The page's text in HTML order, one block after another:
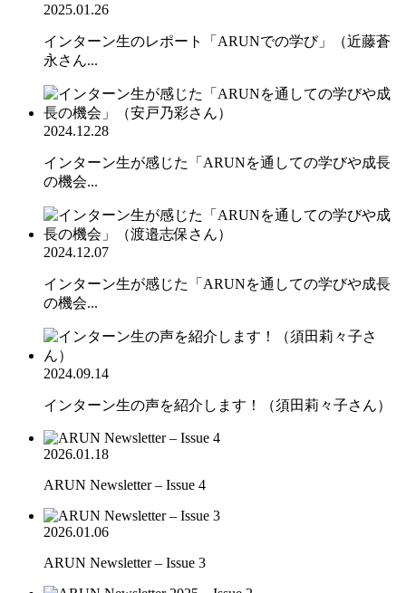
2025.01.26
インターン生のレポート「ARUNでの学び」（近藤蒼
永さん...
2024.12.28
インターン生が感じた「ARUNを通しての学びや成長
の機会...
2024.12.07
インターン生が感じた「ARUNを通しての学びや成長
の機会...
2024.09.14
インターン生の声を紹介します！（須田莉々子さん）
2026.01.18
ARUN Newsletter – Issue 4
2026.01.06
ARUN Newsletter – Issue 3